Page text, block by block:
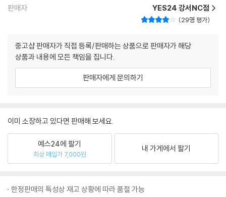
판매자 YES24 강서NC점
29명 평가
중고샵 판매자가 직접 등록/판매하는 상품으로 판매자가 해당
상품과 내용에 모든 책임을 집니다.
판매자에게 문의하기
이미 소장하고 있다면 판매해 보세요.
예스24에 팔기
최상 매입가 7,000원
내 가게에서 팔기
한정판매의 특성상 재고 상황에 따라 품절 가능